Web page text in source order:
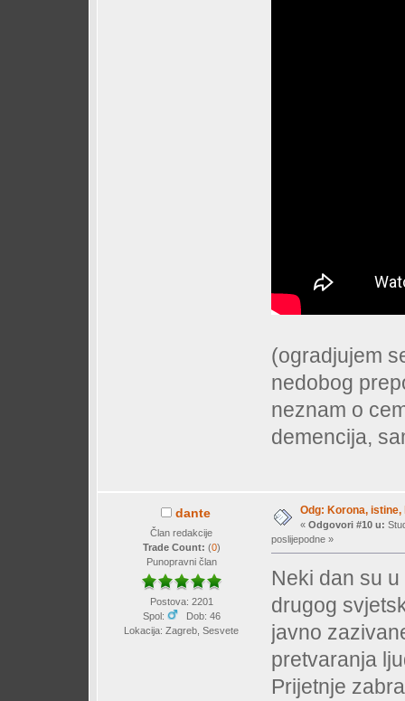
(ogradjujem
nedobog
neznam o
demencija,
dante
Član redakcije
Trade Count: (0)
Punopravni član
Postova: 2201
Spol:
Dob: 46
Lokacija: Zagreb, Sesvete
Odg: Korona,
« Odgovori #10 u:
poslijepodne »
Neki dan su
drugog
javno
pretvaranja
Prijetnje